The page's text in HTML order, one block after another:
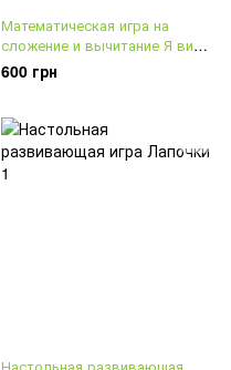
Математическая игра на
сложение и вычитание Я вижу
10
600 грн